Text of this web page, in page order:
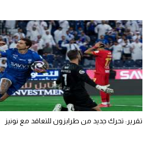
تقرير: تحرك جديد من طرابزون للتعاقد مع نونيز